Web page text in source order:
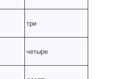
три
четыре